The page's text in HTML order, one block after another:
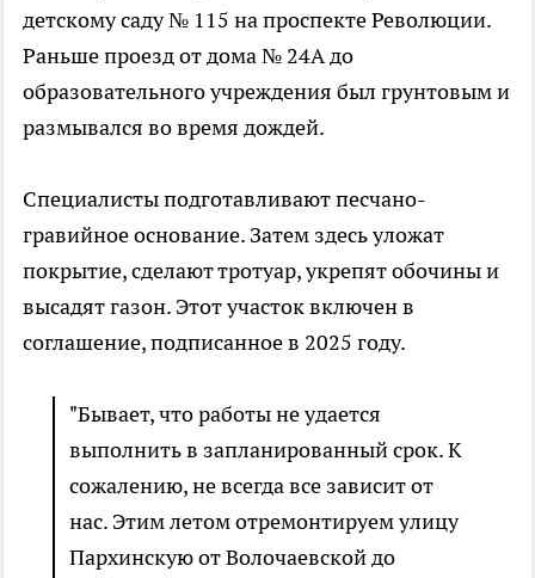
детскому саду № 115 на проспекте Революции.
Раньше проезд от дома № 24А до
образовательного учреждения был грунтовым и
размывался во время дождей.
Специалисты подготавливают песчано-
гравийное основание. Затем здесь уложат
покрытие, сделают тротуар, укрепят обочины и
высадят газон. Этот участок включен в
соглашение, подписанное в 2025 году.
"Бывает, что работы не удается
выполнить в запланированный срок. К
сожалению, не всегда все зависит от
нас. Этим летом отремонтируем улицу
Пархинскую от Волочаевской до